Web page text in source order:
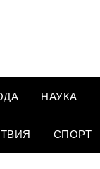
НАУКА
СПОРТ